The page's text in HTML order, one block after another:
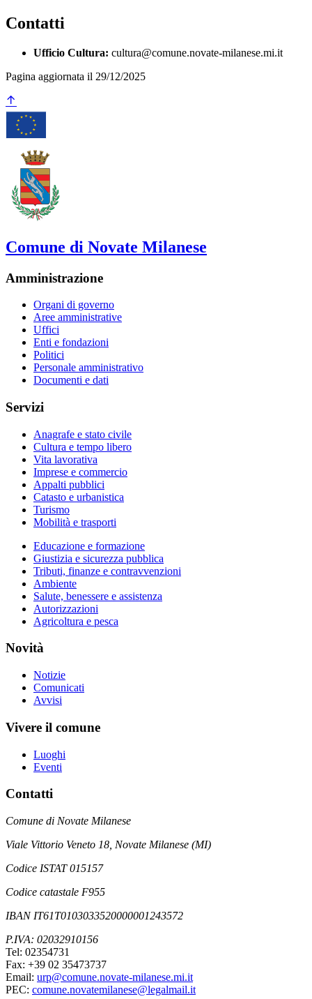
Contatti
Ufficio Cultura: cultura@comune.novate-milanese.mi.it
Pagina aggiornata il 29/12/2025
Comune di Novate Milanese
Amministrazione
Organi di governo
Aree amministrative
Uffici
Enti e fondazioni
Politici
Personale amministrativo
Documenti e dati
Servizi
Anagrafe e stato civile
Cultura e tempo libero
Vita lavorativa
Imprese e commercio
Appalti pubblici
Catasto e urbanistica
Turismo
Mobilità e trasporti
Educazione e formazione
Giustizia e sicurezza pubblica
Tributi, finanze e contravvenzioni
Ambiente
Salute, benessere e assistenza
Autorizzazioni
Agricoltura e pesca
Novità
Notizie
Comunicati
Avvisi
Vivere il comune
Luoghi
Eventi
Contatti
Comune di Novate Milanese
Viale Vittorio Veneto 18, Novate Milanese (MI)
Codice ISTAT 015157
Codice catastale F955
IBAN IT61T0103033520000001243572
P.IVA: 02032910156
Tel: 02354731
Fax: +39 02 35473737
Email: urp@comune.novate-milanese.mi.it
PEC: comune.novatemilanese@legalmail.it